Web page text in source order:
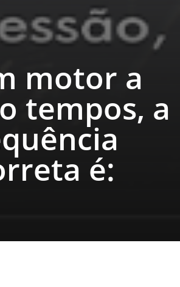
motor a
tempos, a
é: